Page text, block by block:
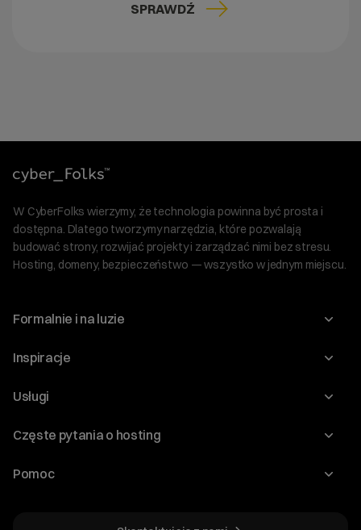
SPRAWDŹ
W CyberFolks wierzymy, że technologia powinna być prosta i
dostępna. Dlatego tworzymy narzędzia, które pozwalają
budować strony, rozwijać projekty i zarządzać nimi bez stresu.
Hosting, domeny, bezpieczeństwo — wszystko w jednym miejscu.
Formalnie i na luzie
O nas
Program Korzyści dla Inwestorów
Regulaminy i specyfikacje
Inspiracje
Blog
WordPress
Audyt stron
Usługi
Domeny
Częste pytania o hosting
Jak przenieść stronę?
Pomoc